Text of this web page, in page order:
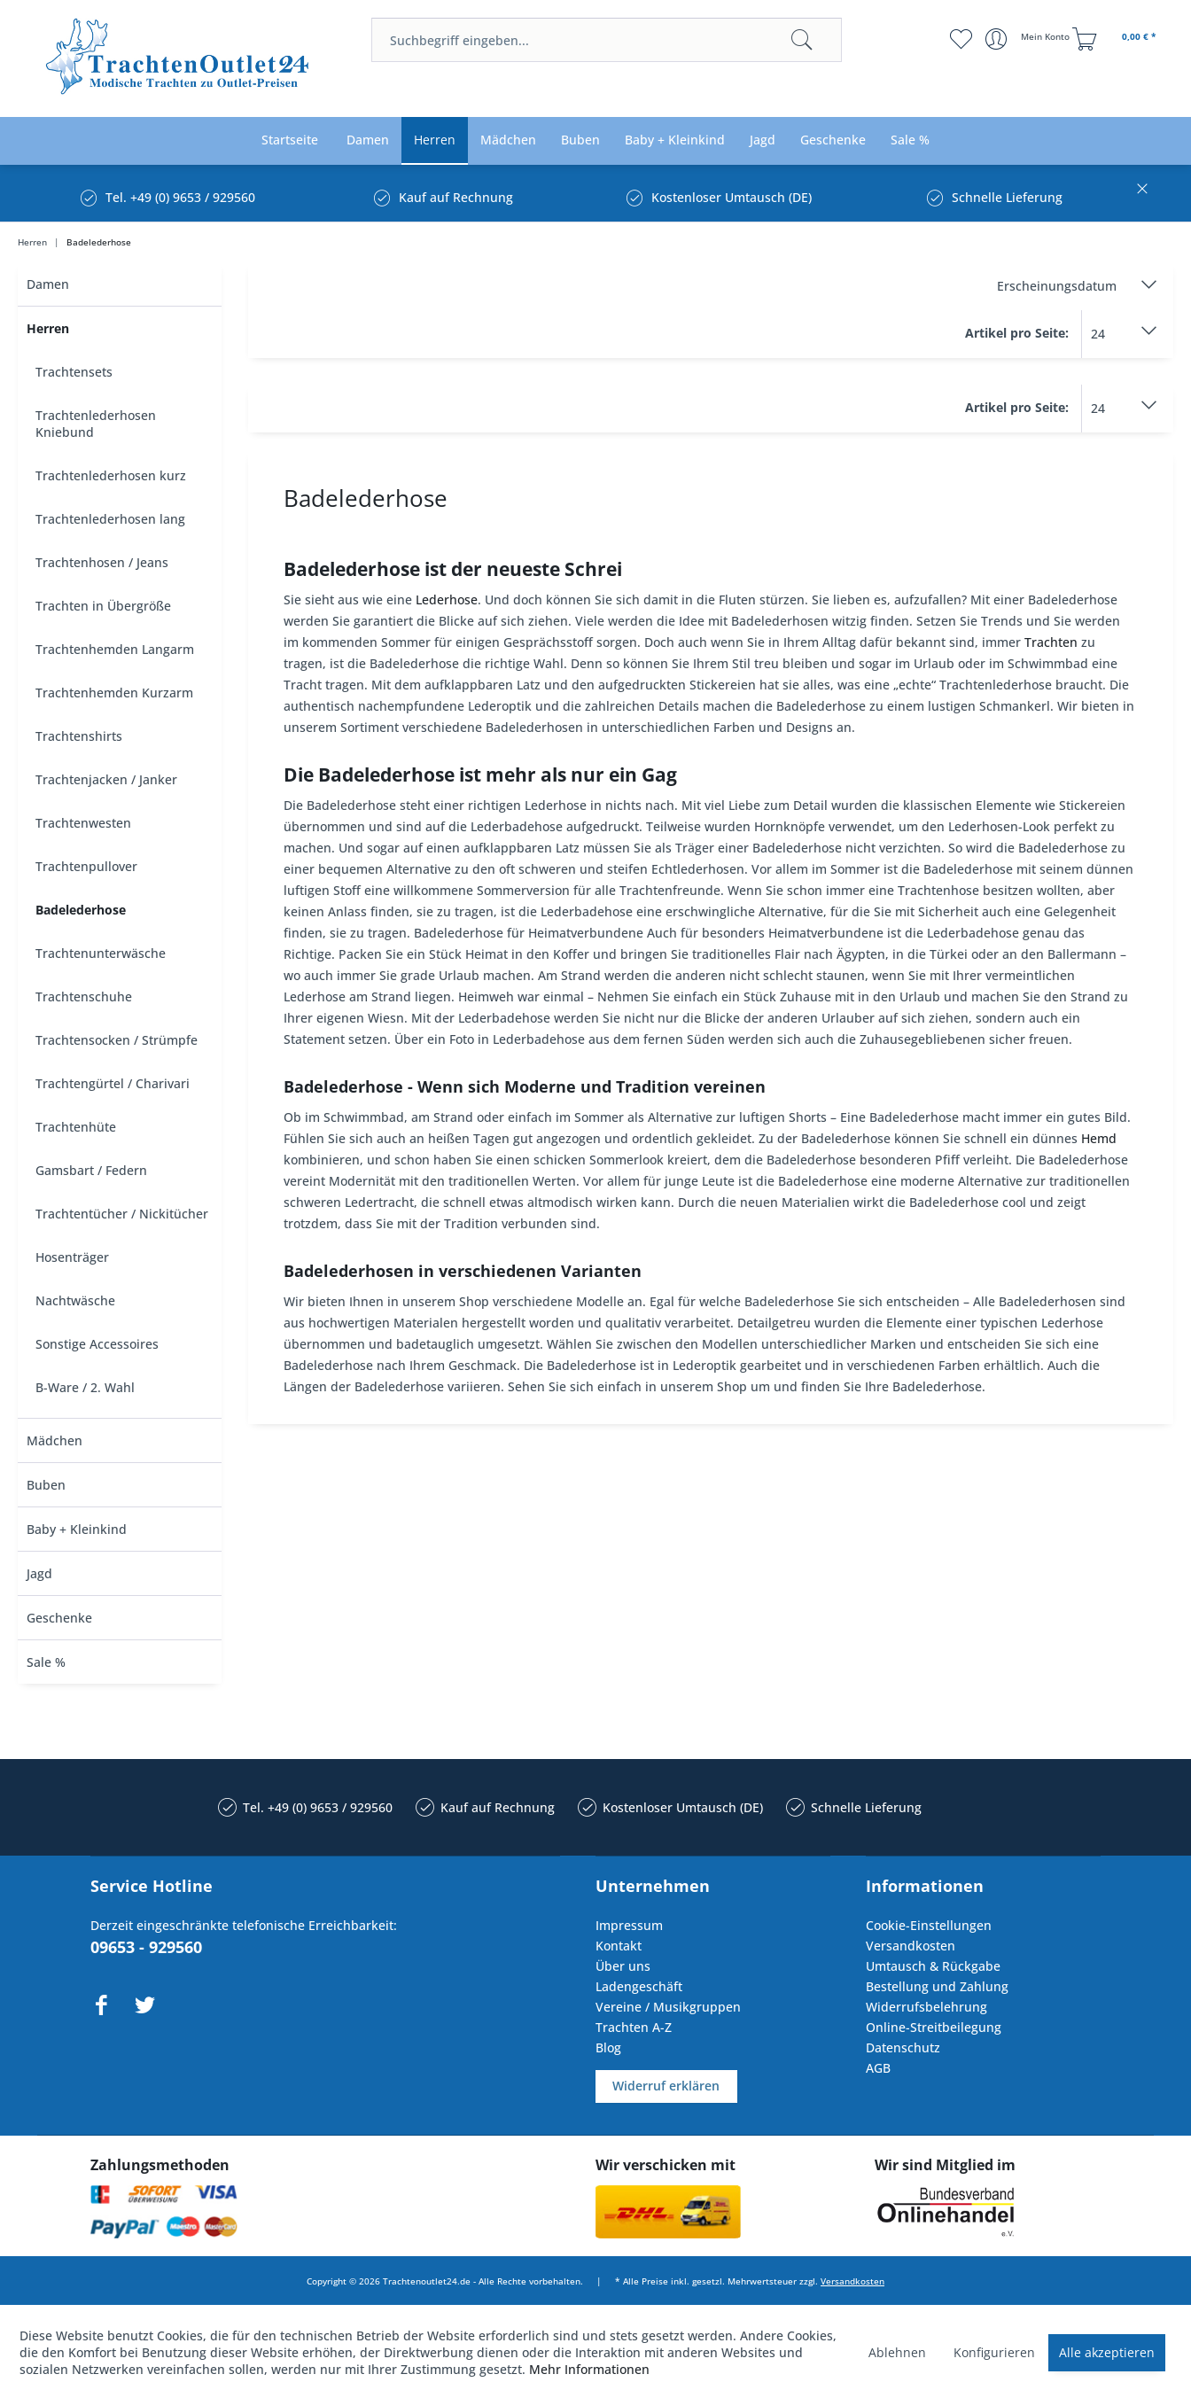
Mein Konto 0,00 € *
Startseite Damen Herren Mädchen Buben Baby + Kleinkind Jagd Geschenke Sale %
Tel. +49 (0) 9653 / 929560 Kauf auf Rechnung Kostenloser Umtausch (DE) Schnelle Lieferung
Herren Badelederhose
Damen
Herren
Trachtensets
Trachtenlederhosen
Kniebund
Trachtenlederhosen kurz
Trachtenlederhosen lang
Trachtenhosen / Jeans
Trachten in Übergröße
Trachtenhemden Langarm
Trachtenhemden Kurzarm
Trachtenshirts
Trachtenjacken / Janker
Trachtenwesten
Trachtenpullover
Badelederhose
Trachtenunterwäsche
Trachtenschuhe
Trachtensocken / Strümpfe
Trachtengürtel / Charivari
Trachtenhüte
Gamsbart / Federn
Trachtentücher / Nickitücher
Hosenträger
Nachtwäsche
Sonstige Accessoires
B-Ware / 2. Wahl
Mädchen
Buben
Baby + Kleinkind
Jagd
Geschenke
Sale %
Artikel pro Seite:
Artikel pro Seite:
Badelederhose
Badelederhose ist der neueste Schrei
Sie sieht aus wie eine Lederhose. Und doch können Sie sich damit in die Fluten stürzen. Sie lieben es, aufzufallen? Mit einer Badelederhose
werden Sie garantiert die Blicke auf sich ziehen. Viele werden die Idee mit Badelederhosen witzig finden. Setzen Sie Trends und Sie werden
im kommenden Sommer für einigen Gesprächsstoff sorgen. Doch auch wenn Sie in Ihrem Alltag dafür bekannt sind, immer Trachten zu
tragen, ist die Badelederhose die richtige Wahl. Denn so können Sie Ihrem Stil treu bleiben und sogar im Urlaub oder im Schwimmbad eine
Tracht tragen. Mit dem aufklappbaren Latz und den aufgedruckten Stickereien hat sie alles, was eine „echte“ Trachtenlederhose braucht. Die
authentisch nachempfundene Lederoptik und die zahlreichen Details machen die Badelederhose zu einem lustigen Schmankerl. Wir bieten in
unserem Sortiment verschiedene Badelederhosen in unterschiedlichen Farben und Designs an.
Die Badelederhose ist mehr als nur ein Gag
Die Badelederhose steht einer richtigen Lederhose in nichts nach. Mit viel Liebe zum Detail wurden die klassischen Elemente wie Stickereien
übernommen und sind auf die Lederbadehose aufgedruckt. Teilweise wurden Hornknöpfe verwendet, um den Lederhosen-Look perfekt zu
machen. Und sogar auf einen aufklappbaren Latz müssen Sie als Träger einer Badelederhose nicht verzichten. So wird die Badelederhose zu
einer bequemen Alternative zu den oft schweren und steifen Echtlederhosen. Vor allem im Sommer ist die Badelederhose mit seinem dünnen
luftigen Stoff eine willkommene Sommerversion für alle Trachtenfreunde. Wenn Sie schon immer eine Trachtenhose besitzen wollten, aber
keinen Anlass finden, sie zu tragen, ist die Lederbadehose eine erschwingliche Alternative, für die Sie mit Sicherheit auch eine Gelegenheit
finden, sie zu tragen. Badelederhose für Heimatverbundene Auch für besonders Heimatverbundene ist die Lederbadehose genau das
Richtige. Packen Sie ein Stück Heimat in den Koffer und bringen Sie traditionelles Flair nach Ägypten, in die Türkei oder an den Ballermann –
wo auch immer Sie grade Urlaub machen. Am Strand werden die anderen nicht schlecht staunen, wenn Sie mit Ihrer vermeintlichen
Lederhose am Strand liegen. Heimweh war einmal – Nehmen Sie einfach ein Stück Zuhause mit in den Urlaub und machen Sie den Strand zu
Ihrer eigenen Wiesn. Mit der Lederbadehose werden Sie nicht nur die Blicke der anderen Urlauber auf sich ziehen, sondern auch ein
Statement setzen. Über ein Foto in Lederbadehose aus dem fernen Süden werden sich auch die Zuhausegebliebenen sicher freuen.
Badelederhose - Wenn sich Moderne und Tradition vereinen
Ob im Schwimmbad, am Strand oder einfach im Sommer als Alternative zur luftigen Shorts – Eine Badelederhose macht immer ein gutes Bild.
Fühlen Sie sich auch an heißen Tagen gut angezogen und ordentlich gekleidet. Zu der Badelederhose können Sie schnell ein dünnes Hemd
kombinieren, und schon haben Sie einen schicken Sommerlook kreiert, dem die Badelederhose besonderen Pfiff verleiht. Die Badelederhose
vereint Modernität mit den traditionellen Werten. Vor allem für junge Leute ist die Badelederhose eine moderne Alternative zur traditionellen
schweren Ledertracht, die schnell etwas altmodisch wirken kann. Durch die neuen Materialien wirkt die Badelederhose cool und zeigt
trotzdem, dass Sie mit der Tradition verbunden sind.
Badelederhosen in verschiedenen Varianten
Wir bieten Ihnen in unserem Shop verschiedene Modelle an. Egal für welche Badelederhose Sie sich entscheiden – Alle Badelederhosen sind
aus hochwertigen Materialen hergestellt worden und qualitativ verarbeitet. Detailgetreu wurden die Elemente einer typischen Lederhose
übernommen und badetauglich umgesetzt. Wählen Sie zwischen den Modellen unterschiedlicher Marken und entscheiden Sie sich eine
Badelederhose nach Ihrem Geschmack. Die Badelederhose ist in Lederoptik gearbeitet und in verschiedenen Farben erhältlich. Auch die
Längen der Badelederhose variieren. Sehen Sie sich einfach in unserem Shop um und finden Sie Ihre Badelederhose.
Tel. +49 (0) 9653 / 929560 Kauf auf Rechnung Kostenloser Umtausch (DE) Schnelle Lieferung
Service Hotline
Derzeit eingeschränkte telefonische Erreichbarkeit:
09653 - 929560
Unternehmen
Impressum
Kontakt
Über uns
Ladengeschäft
Vereine / Musikgruppen
Trachten A-Z
Blog
Widerruf erklären
Informationen
Cookie-Einstellungen
Versandkosten
Umtausch & Rückgabe
Bestellung und Zahlung
Widerrufsbelehrung
Online-Streitbeilegung
Datenschutz
AGB
Zahlungsmethoden Wir verschicken mit Wir sind Mitglied im
Copyright © 2026 Trachtenoutlet24.de - Alle Rechte vorbehalten. | * Alle Preise inkl. gesetzl. Mehrwertsteuer zzgl. Versandkosten
Diese Website benutzt Cookies, die für den technischen Betrieb der Website erforderlich sind und stets gesetzt werden. Andere Cookies,
die den Komfort bei Benutzung dieser Website erhöhen, der Direktwerbung dienen oder die Interaktion mit anderen Websites und
sozialen Netzwerken vereinfachen sollen, werden nur mit Ihrer Zustimmung gesetzt. Mehr Informationen
Ablehnen Konfigurieren Alle akzeptieren